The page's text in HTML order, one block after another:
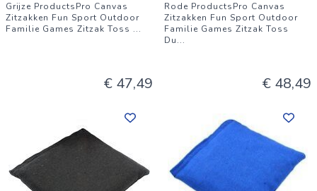
Grijze ProductsPro Canvas
Zitzakken Fun Sport Outdoor
Familie Games Zitzak Toss ...
€ 47,49
Rode ProductsPro Canvas
Zitzakken Fun Sport Outdoor
Familie Games Zitzak Toss
Du...
€ 48,49